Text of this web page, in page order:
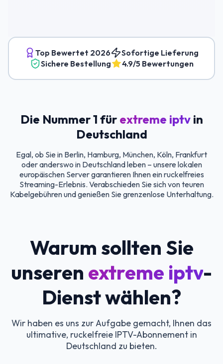
Top Bewertet 2026
Sofortige Lieferung
Sichere Bestellung
4.9/5 Bewertungen
Die Nummer 1 für extreme iptvin
Deutschland
Egal, ob Sie in Berlin, Hamburg, München, Köln, Frankfurt
oder anderswo in Deutschland leben – unsere lokalen
europäischen Server garantieren Ihnen ein ruckelfreies
Streaming-Erlebnis. Verabschieden Sie sich von teuren
Kabelgebühren und genießen Sie grenzenlose Unterhaltung.
Warum sollten Sie
unseren extreme iptv-
Dienst wählen?
Wir haben es uns zur Aufgabe gemacht, Ihnen das
ultimative, ruckelfreie IPTV-Abonnement in
Deutschland zu bieten.